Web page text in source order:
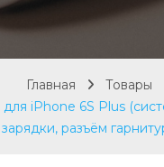
Главная
Товары
iPhone 6S Plus
разъём